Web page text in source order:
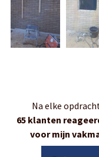
Na elke
65 klanten
voor mijn